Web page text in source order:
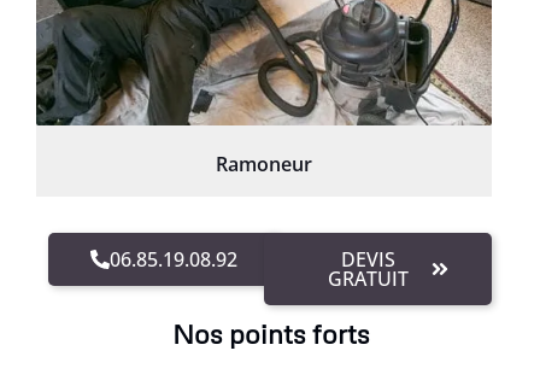
Ramoneur
06.85.19.08.92 DEVIS
GRATUIT
Nos points forts